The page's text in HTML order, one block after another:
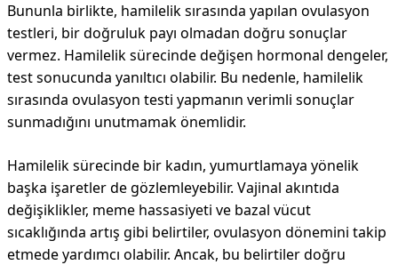
Bununla birlikte, hamilelik sırasında yapılan ovulasyon
testleri, bir doğruluk payı olmadan doğru sonuçlar
vermez. Hamilelik sürecinde değişen hormonal dengeler,
test sonucunda yanıltıcı olabilir. Bu nedenle, hamilelik
sırasında ovulasyon testi yapmanın verimli sonuçlar
sunmadığını unutmamak önemlidir.
Hamilelik sürecinde bir kadın, yumurtlamaya yönelik
başka işaretler de gözlemleyebilir. Vajinal akıntıda
değişiklikler, meme hassasiyeti ve bazal vücut
sıcaklığında artış gibi belirtiler, ovulasyon dönemini takip
etmede yardımcı olabilir. Ancak, bu belirtiler doğru